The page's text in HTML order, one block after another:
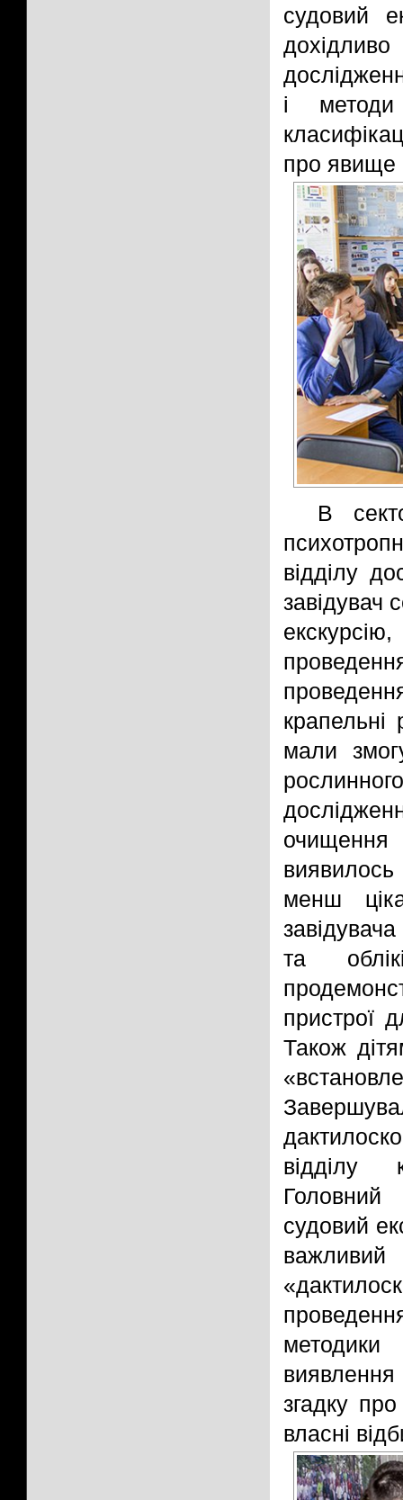
судовий
і методи
про явище
В
відділу
завідувач
крапельні
мали
менш
та
пристрої
Також
відділу
судовий
виявлення
згадку
власні